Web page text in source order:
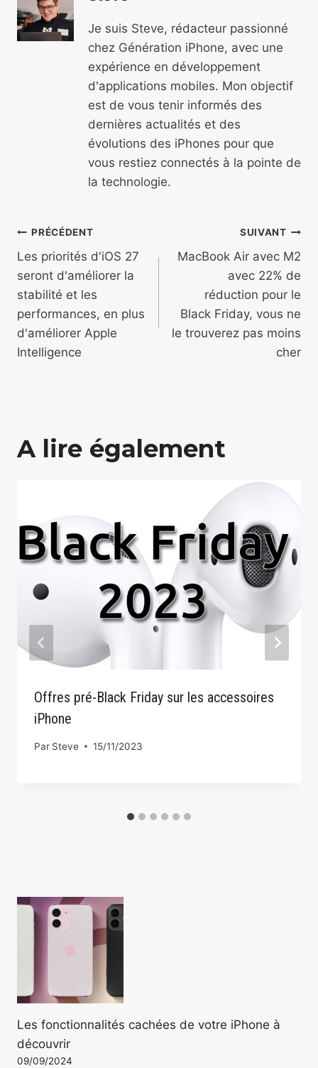
Je suis Steve, rédacteur passionné
chez Génération iPhone, avec une
expérience en développement
d'applications mobiles. Mon objectif
est de vous tenir informés des
dernières actualités et des
évolutions des iPhones pour que
vous restiez connectés à la pointe de
la technologie.
Navigation
de
l’article
PRÉCÉDENT
Les priorités d'iOS 27
seront d'améliorer la
stabilité et les
performances, en plus
d'améliorer Apple
Intelligence
SUIVANT
MacBook Air avec M2
avec 22% de
réduction pour le
Black Friday, vous ne
le trouverez pas moins
cher
A lire également
Offres pré-Black Friday sur les accessoires
iPhone
Par Steve 15/11/2023
Les fonctionnalités cachées de votre iPhone à
découvrir
09/09/2024